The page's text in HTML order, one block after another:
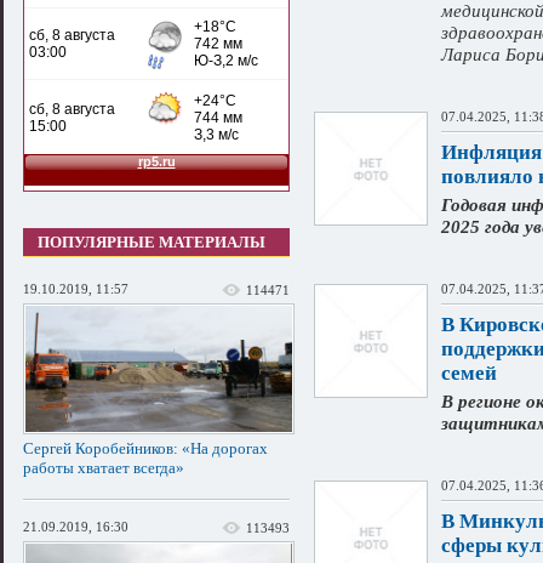
ПОПУЛЯРНЫЕ МАТЕРИАЛЫ
114471
19.10.2019, 11:57
Сергей Коробейников: «На дорогах
работы хватает всегда»
113493
21.09.2019, 16:30
Лариса
07.04.2025,
Инфляция
повлияло
Годовая
2025 года
07.04.2025,
В
семей
В регионе
07.04.2025,
В
сферы